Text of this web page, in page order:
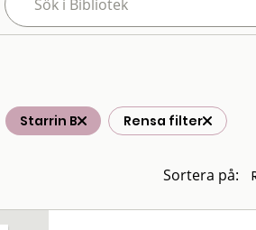
Starrin B Rensa filter
Sortera på: